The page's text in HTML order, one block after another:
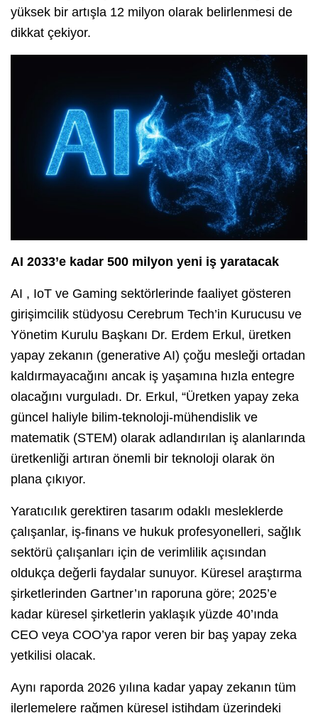
yüksek bir artışla 12 milyon olarak belirlenmesi de
dikkat çekiyor.
AI 2033’e kadar 500 milyon yeni iş yaratacak
AI , IoT ve Gaming sektörlerinde faaliyet gösteren
girişimcilik stüdyosu Cerebrum Tech’in Kurucusu ve
Yönetim Kurulu Başkanı Dr. Erdem Erkul, üretken
yapay zekanın (generative AI) çoğu mesleği ortadan
kaldırmayacağını ancak iş yaşamına hızla entegre
olacağını vurguladı. Dr. Erkul, “Üretken yapay zeka
güncel haliyle bilim-teknoloji-mühendislik ve
matematik (STEM) olarak adlandırılan iş alanlarında
üretkenliği artıran önemli bir teknoloji olarak ön
plana çıkıyor.
Yaratıcılık gerektiren tasarım odaklı mesleklerde
çalışanlar, iş-finans ve hukuk profesyonelleri, sağlık
sektörü çalışanları için de verimlilik açısından
oldukça değerli faydalar sunuyor. Küresel araştırma
şirketlerinden Gartner’ın raporuna göre; 2025’e
kadar küresel şirketlerin yaklaşık yüzde 40’ında
CEO veya COO’ya rapor veren bir baş yapay zeka
yetkilisi olacak.
Aynı raporda 2026 yılına kadar yapay zekanın tüm
ilerlemelere rağmen küresel istihdam üzerindeki